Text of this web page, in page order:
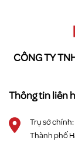
CÔNG TY
Thông tin liên
Trụ sở
Thành phố